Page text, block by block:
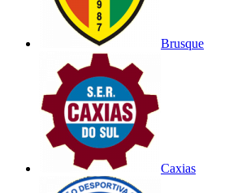
Brusque
Caxias